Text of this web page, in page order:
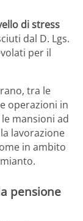
di stress
dal D. Lgs.
per il
tra le
operazioni in
mansioni ad
lavorazione
in ambito
pensione